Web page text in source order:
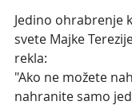
Jedino ohrabrenje
svete Majke
rekla:
"Ako ne možete
nahranite samo